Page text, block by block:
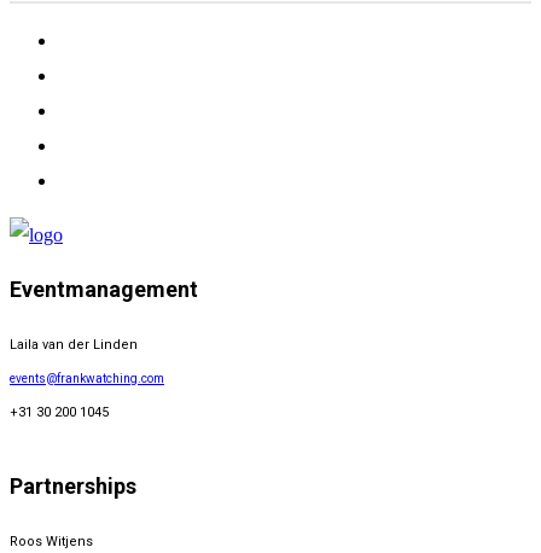
Eventmanagement
Laila van der Linden
events@frankwatching.com
+31 30 200 1045
Partnerships
Roos Witjens